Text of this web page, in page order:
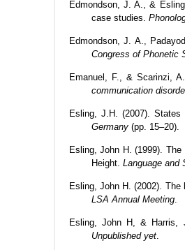
Edmondson, J. A., &
case studies.
Edmondson, J. A.,
Congress of Phonetic
Emanuel, F., & Scarinzi,
communication
Esling, J.H. (2007).
Germany (pp. 15–20).
Esling, John H. (1999). The
Height. Language and
Esling, John H. (2002).
LSA Annual Meeting
Esling, John H, & Harris,
Unpublished yet